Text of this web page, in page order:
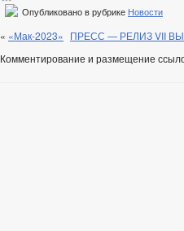
Опубликовано в рубрике Новости
« «Мак-2023» ПРЕСС — РЕЛИЗ VII
Комментирование и размещение